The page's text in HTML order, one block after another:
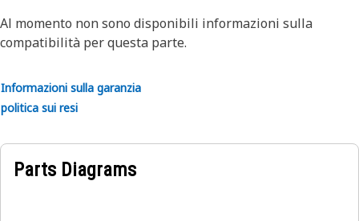
Al momento non sono disponibili informazioni sulla
compatibilità per questa parte.
Informazioni sulla garanzia
politica sui resi
Parts Diagrams